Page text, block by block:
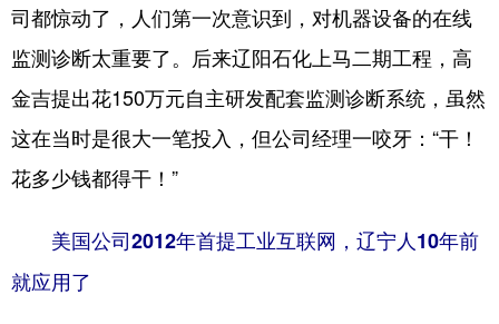
司都惊动了，人们第一次意识到，对机器设备的在线
监测诊断太重要了。后来辽阳石化上马二期工程，高
金吉提出花150万元自主研发配套监测诊断系统，虽然
这在当时是很大一笔投入，但公司经理一咬牙：“干！
花多少钱都得干！”
美国公司2012年首提工业互联网，辽宁人10年前
就应用了